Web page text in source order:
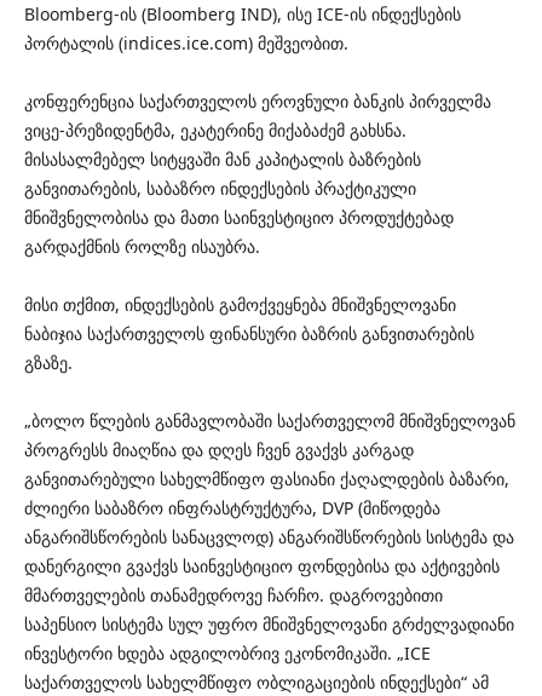
Bloomberg-ის (Bloomberg IND), ისე ICE-ის ინდექსების
პორტალის (indices.ice.com) მეშვეობით.
კონფერენცია საქართველოს ეროვნული ბანკის პირველმა
ვიცე-პრეზიდენტმა, ეკატერინე მიქაბაძემ გახსნა.
მისასალმებელ სიტყვაში მან კაპიტალის ბაზრების
განვითარების, საბაზრო ინდექსების პრაქტიკული
მნიშვნელობისა და მათი საინვესტიციო პროდუქტებად
გარდაქმნის როლზე ისაუბრა.
მისი თქმით, ინდექსების გამოქვეყნება მნიშვნელოვანი
ნაბიჯია საქართველოს ფინანსური ბაზრის განვითარების
გზაზე.
„ბოლო წლების განმავლობაში საქართველომ მნიშვნელოვან
პროგრესს მიაღწია და დღეს ჩვენ გვაქვს კარგად
განვითარებული სახელმწიფო ფასიანი ქაღალდების ბაზარი,
ძლიერი საბაზრო ინფრასტრუქტურა, DVP (მიწოდება
ანგარიშსწორების სანაცვლოდ) ანგარიშსწორების სისტემა და
დანერგილი გვაქვს საინვესტიციო ფონდებისა და აქტივების
მმართველების თანამედროვე ჩარჩო. დაგროვებითი
საპენსიო სისტემა სულ უფრო მნიშვნელოვანი გრძელვადიანი
ინვესტორი ხდება ადგილობრივ ეკონომიკაში. „ICE
საქართველოს სახელმწიფო ობლიგაციების ინდექსები“ ამ